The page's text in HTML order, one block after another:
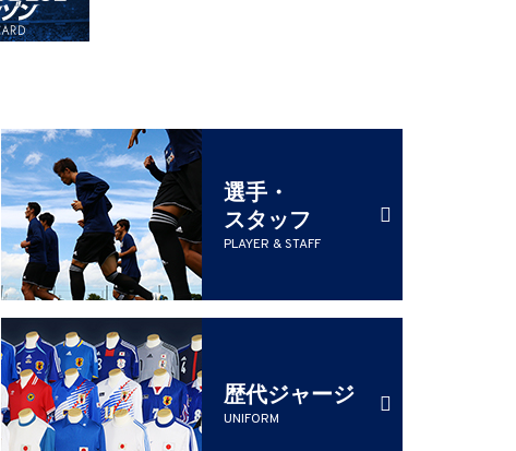
選手・
スタッフ
PLAYER & STAFF
歴代ジャージ
UNIFORM